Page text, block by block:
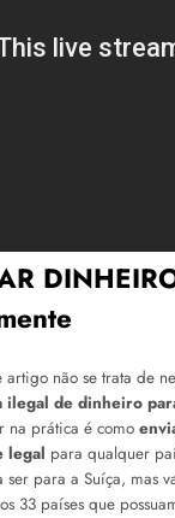
artigo não se trata de
ilegal de dinheiro
na prática é como
legal para qualquer
ser para a Suíça, mas
33 países que